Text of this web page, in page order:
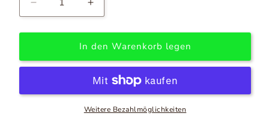
Verringere
die
Menge
Fiftyup
Magnetclip
Magnetic
Erhöhe
die
Menge
für
Fiftyup
Magnetclip
Magnetic
Releaser
In den Warenkorb legen
Weitere Bezahlmöglichkeiten